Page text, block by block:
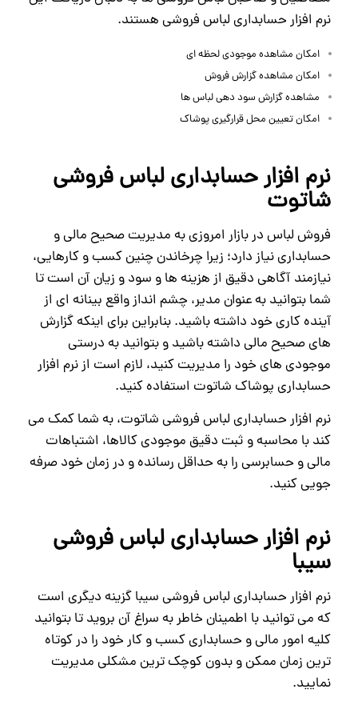
نرم افزار حسابداری لباس فروشی هستند.
امکان مشاهده موجودی لحظه ای
امکان مشاهده گزارش فروش
مشاهده گزارش سود دهی لباس ها
امکان تعیین محل قرارگیری پوشاک
نرم افزار حسابداری لباس فروشی
شاتوت
فروش لباس در بازار امروزی به مدیریت صحیح مالی و
حسابداری نیاز دارد؛ زیرا چرخاندن چنین کسب‌ و کارهایی،
نیازمند آگاهی دقیق از هزینه‌ ها و سود و زیان آن است تا
شما بتوانید به عنوان مدیر، چشم‌ انداز واقع‌ بینانه‌ ای از
آینده کاری خود داشته باشید. بنابراین برای اینکه گزارش‌
های صحیح مالی داشته باشید و بتوانید به درستی
موجودی‌ های خود را مدیریت کنید، لازم است از نرم افزار
حسابداری پوشاک شاتوت استفاده کنید.
نرم افزار حسابداری لباس فروشی شاتوت، به شما کمک می‌
کند با محاسبه و ثبت دقیق موجودی کالاها، اشتباهات
مالی و حسابرسی را به حداقل رسانده و در زمان خود صرفه‌
جویی کنید.
نرم افزار حسابداری لباس فروشی
سیبا
نرم افزار حسابداری لباس فروشی سیبا گزینه دیگری است
که می توانید با اطمینان خاطر به سراغ آن بروید تا بتوانید
کلیه امور مالی و حسابداری کسب و کار خود را در کوتاه
ترین زمان ممکن و بدون کوچک ترین مشکلی مدیریت
نمایید.